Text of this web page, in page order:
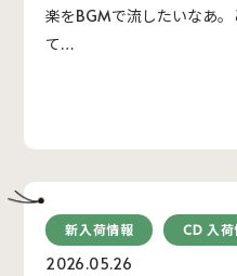
楽をBGMで流したいなあ
て…
新入荷情報 CD 入荷
2026.05.26